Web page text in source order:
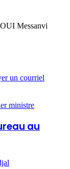
Messanvi
un courriel
ministre
au